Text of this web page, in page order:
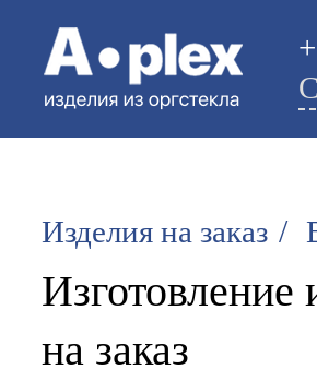
Изделия на заказ /
Изготовление
на заказ